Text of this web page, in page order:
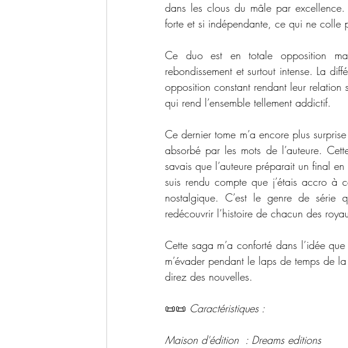
dans les clous du mâle par
forte et si indépendante, ce qui ne colle
Ce duo est en totale opposition
rebondissement et surtout intense. La
opposition constant rendant leur relation
qui rend l’ensemble tellement addictif.
Ce dernier tome m’a encore plus
absorbé par les mots de l’auteure.
savais que l’auteure préparait un final
suis rendu compte que j’étais accro
nostalgique. C’est le genre de
redécouvrir l’histoire de chacun des
Cette saga m’a conforté dans l’idée
m’évader pendant le laps de temps de
direz des nouvelles.
📜📜 Caractéristiques :
Maison d'édition  : Dreams editions